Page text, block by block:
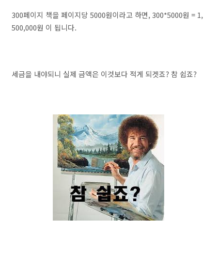
300페이지 책을 페이지당 5000원이라고 하면, 300*5000원 = 1,
500,000원 이 됩니다.
세금을 내야되니 실제 금액은 이것보다 적게 되겟죠? 참 쉽죠?